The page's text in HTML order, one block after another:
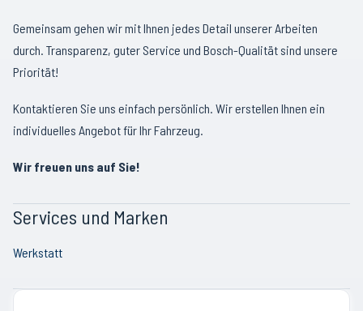
Gemeinsam gehen wir mit Ihnen jedes Detail unserer Arbeiten
durch. Transparenz, guter Service und Bosch-Qualität sind unsere
Priorität!
Kontaktieren Sie uns einfach persönlich. Wir erstellen Ihnen ein
individuelles Angebot für Ihr Fahrzeug.
Wir freuen uns auf Sie!
Services und Marken
Werkstatt